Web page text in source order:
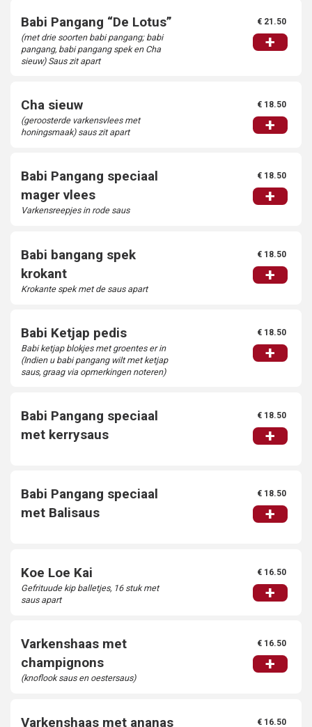
Babi Pangang “De Lotus”
(met drie soorten babi pangang; babi
pangang, babi pangang spek en Cha
sieuw) Saus zit apart
€ 21.50
+
Cha sieuw
(geroosterde varkensvlees met
honingsmaak) saus zit apart
€ 18.50
+
Babi Pangang speciaal
mager vlees
Varkensreepjes in rode saus
€ 18.50
+
Babi bangang spek
krokant
Krokante spek met de saus apart
€ 18.50
+
Babi Ketjap pedis
Babi ketjap blokjes met groentes er in
(Indien u babi pangang wilt met ketjap
saus, graag via opmerkingen noteren)
€ 18.50
+
Babi Pangang speciaal
met kerrysaus
€ 18.50
+
Babi Pangang speciaal
met Balisaus
€ 18.50
+
Koe Loe Kai
Gefrituude kip balletjes, 16 stuk met
saus apart
€ 16.50
+
Varkenshaas met
champignons
(knoflook saus en oestersaus)
€ 16.50
+
Varkenshaas met ananas
€ 16.50